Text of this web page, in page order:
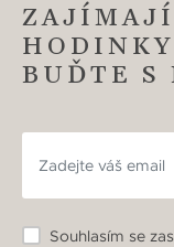
BUĎTE S
Souhlasím se